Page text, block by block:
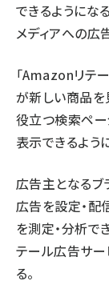
できるようにな
メディアへの広
「Amazonリテ
が新しい商品を
役立つ検索ペー
表示できるよう
広告主となるブ
広告を設定・配
を測定・分析で
テール広告サー
る。